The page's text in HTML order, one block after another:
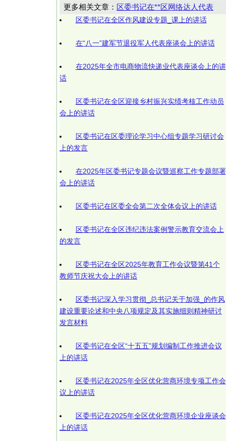
更多相关文章： 区委书记在**区网络达人代表
区委书记在全区作风建设专题_课上的讲话
在“八一”建军节退役军人代表座谈会上的讲话
在2025年全市电商物流快递业代表座谈会上的讲
话
区委书记在全区迎接乡村振兴实绩考核工作动员
会上的讲话
区委书记在区委理论学习中心组专题学习研讨会
上的发言
在2025年区委书记专题会议暨巡察工作专题部署
会上的讲话
区委书记在区委全会第二次全体会议上的讲话
区委书记在全区违纪违法案例警示教育交流会上
的发言
区委书记在全区2025年教育工作会议暨第41个
教师节庆祝大会上的讲话
区委书记深入学习贯彻_总书记关于加强_的作风
建设重要论述和中央八项规定及其实施细则精神研讨
发言材料
区委书记在全区“十五五”规划编制工作推进会议
上的讲话
区委书记在2025年全区优化营商环境专项工作会
议上的讲话
区委书记在2025年全区优化营商环境企业座谈会
上的讲话